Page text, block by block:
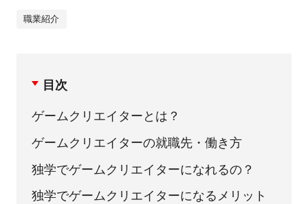
職業紹介
目次
ゲームクリエイターとは？
ゲームクリエイターの就職先・働き方
独学でゲームクリエイターになれるの？
独学でゲームクリエイターになるメリット